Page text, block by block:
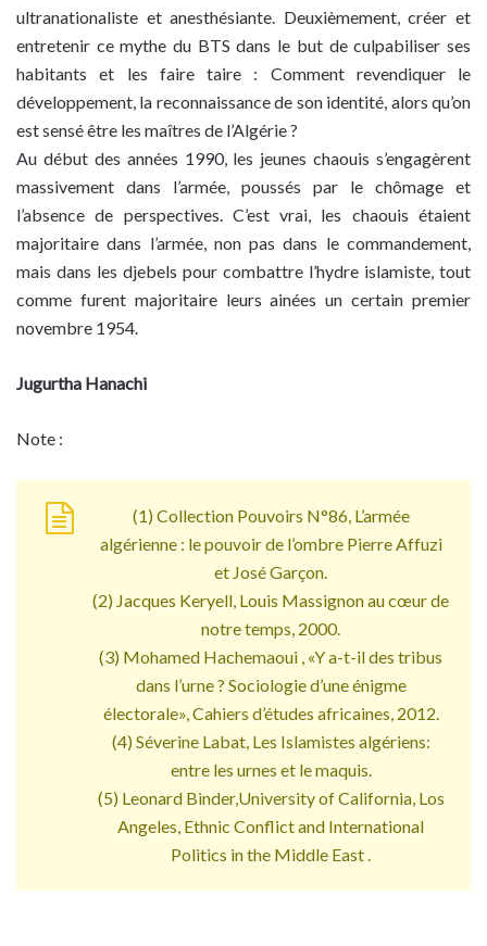
ultranationaliste et anesthésiante. Deuxièmement, créer et
entretenir ce mythe du BTS dans le but de culpabiliser ses
habitants et les faire taire : Comment revendiquer le
développement, la reconnaissance de son identité, alors qu’on
est sensé être les maîtres de l’Algérie ?
Au début des années 1990, les jeunes chaouis s’engagèrent
massivement dans l’armée, poussés par le chômage et
l’absence de perspectives. C’est vrai, les chaouis étaient
majoritaire dans l’armée, non pas dans le commandement,
mais dans les djebels pour combattre l’hydre islamiste, tout
comme furent majoritaire leurs ainées un certain premier
novembre 1954.
Jugurtha Hanachi
Note :
(1) Collection Pouvoirs N°86, L’armée
algérienne : le pouvoir de l’ombre Pierre Affuzi
et José Garçon.
(2) Jacques Keryell, Louis Massignon au cœur de
notre temps, 2000.
(3) Mohamed Hachemaoui , «Y a-t-il des tribus
dans l’urne ? Sociologie d’une énigme
électorale», Cahiers d’études africaines, 2012.
(4) Séverine Labat, Les Islamistes algériens:
entre les urnes et le maquis.
(5) Leonard Binder,University of California, Los
Angeles, Ethnic Conflict and International
Politics in the Middle East .